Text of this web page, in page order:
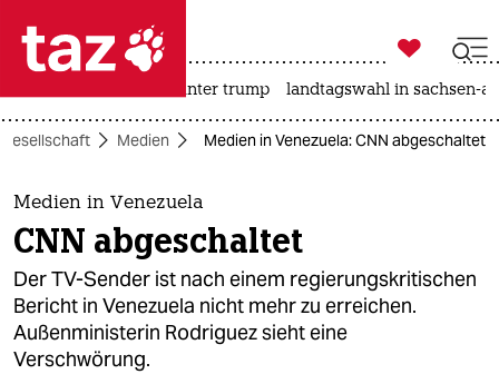
 taz zahl ich
taz zahl ich
themen
politik
öko
gesellschaft

taz zahl ich
usa unter trump landtagswahl in sachsen-
Gesellschaft Medien Medien in Venezuela: CNN abgeschaltet
Medien in Venezuela
CNN abgeschaltet
Der TV-Sender ist nach einem regierungskritischen
Bericht in Venezuela nicht mehr zu erreichen.
Außenministerin Rodriguez sieht eine
Verschwörung.